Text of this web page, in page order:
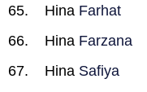
Hina Farhat
Hina Farzana
Hina Safiya